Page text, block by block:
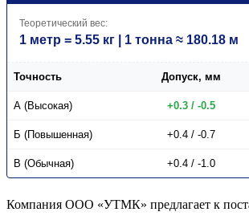
Теоретический вес:
1 метр = 5.55 кг | 1 тонна ≈ 180.18 м
Точность Допуск, мм
А (Высокая) +0.3 / -0.5
Б (Повышенная) +0.4 / -0.7
В (Обычная) +0.4 / -1.0
Компания ООО «УТМК» предлагает к